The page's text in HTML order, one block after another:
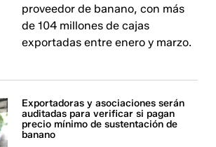
proveedor de banano, con más
de 104 millones de cajas
exportadas entre enero y marzo.
Exportadoras y asociaciones serán
auditadas para verificar si pagan
precio mínimo de sustentación de
banano